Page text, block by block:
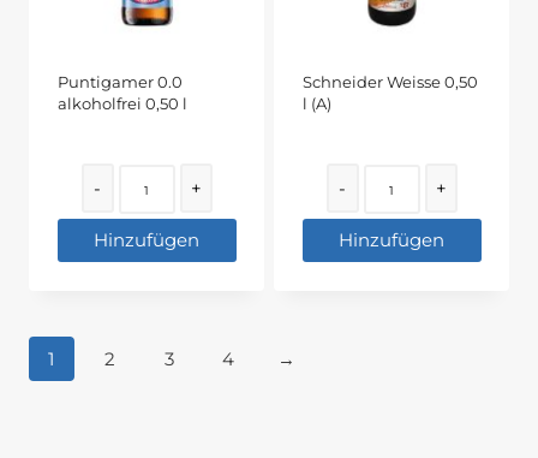
Puntigamer 0.0
alkoholfrei 0,50 l
- +
Hinzufügen
Schneider Weisse 0,50
l (A)
- +
Hinzufügen
1 2 3 4 →